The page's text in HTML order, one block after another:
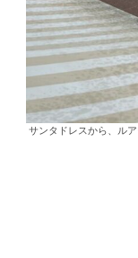
サンタドレスから、ル